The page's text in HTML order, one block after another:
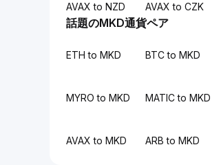
AVAX to NZD AVAX to CZK
話題のMKD通貨ペア
ETH to MKD BTC to MKD
MYRO to MKD MATIC to MKD
AVAX to MKD ARB to MKD